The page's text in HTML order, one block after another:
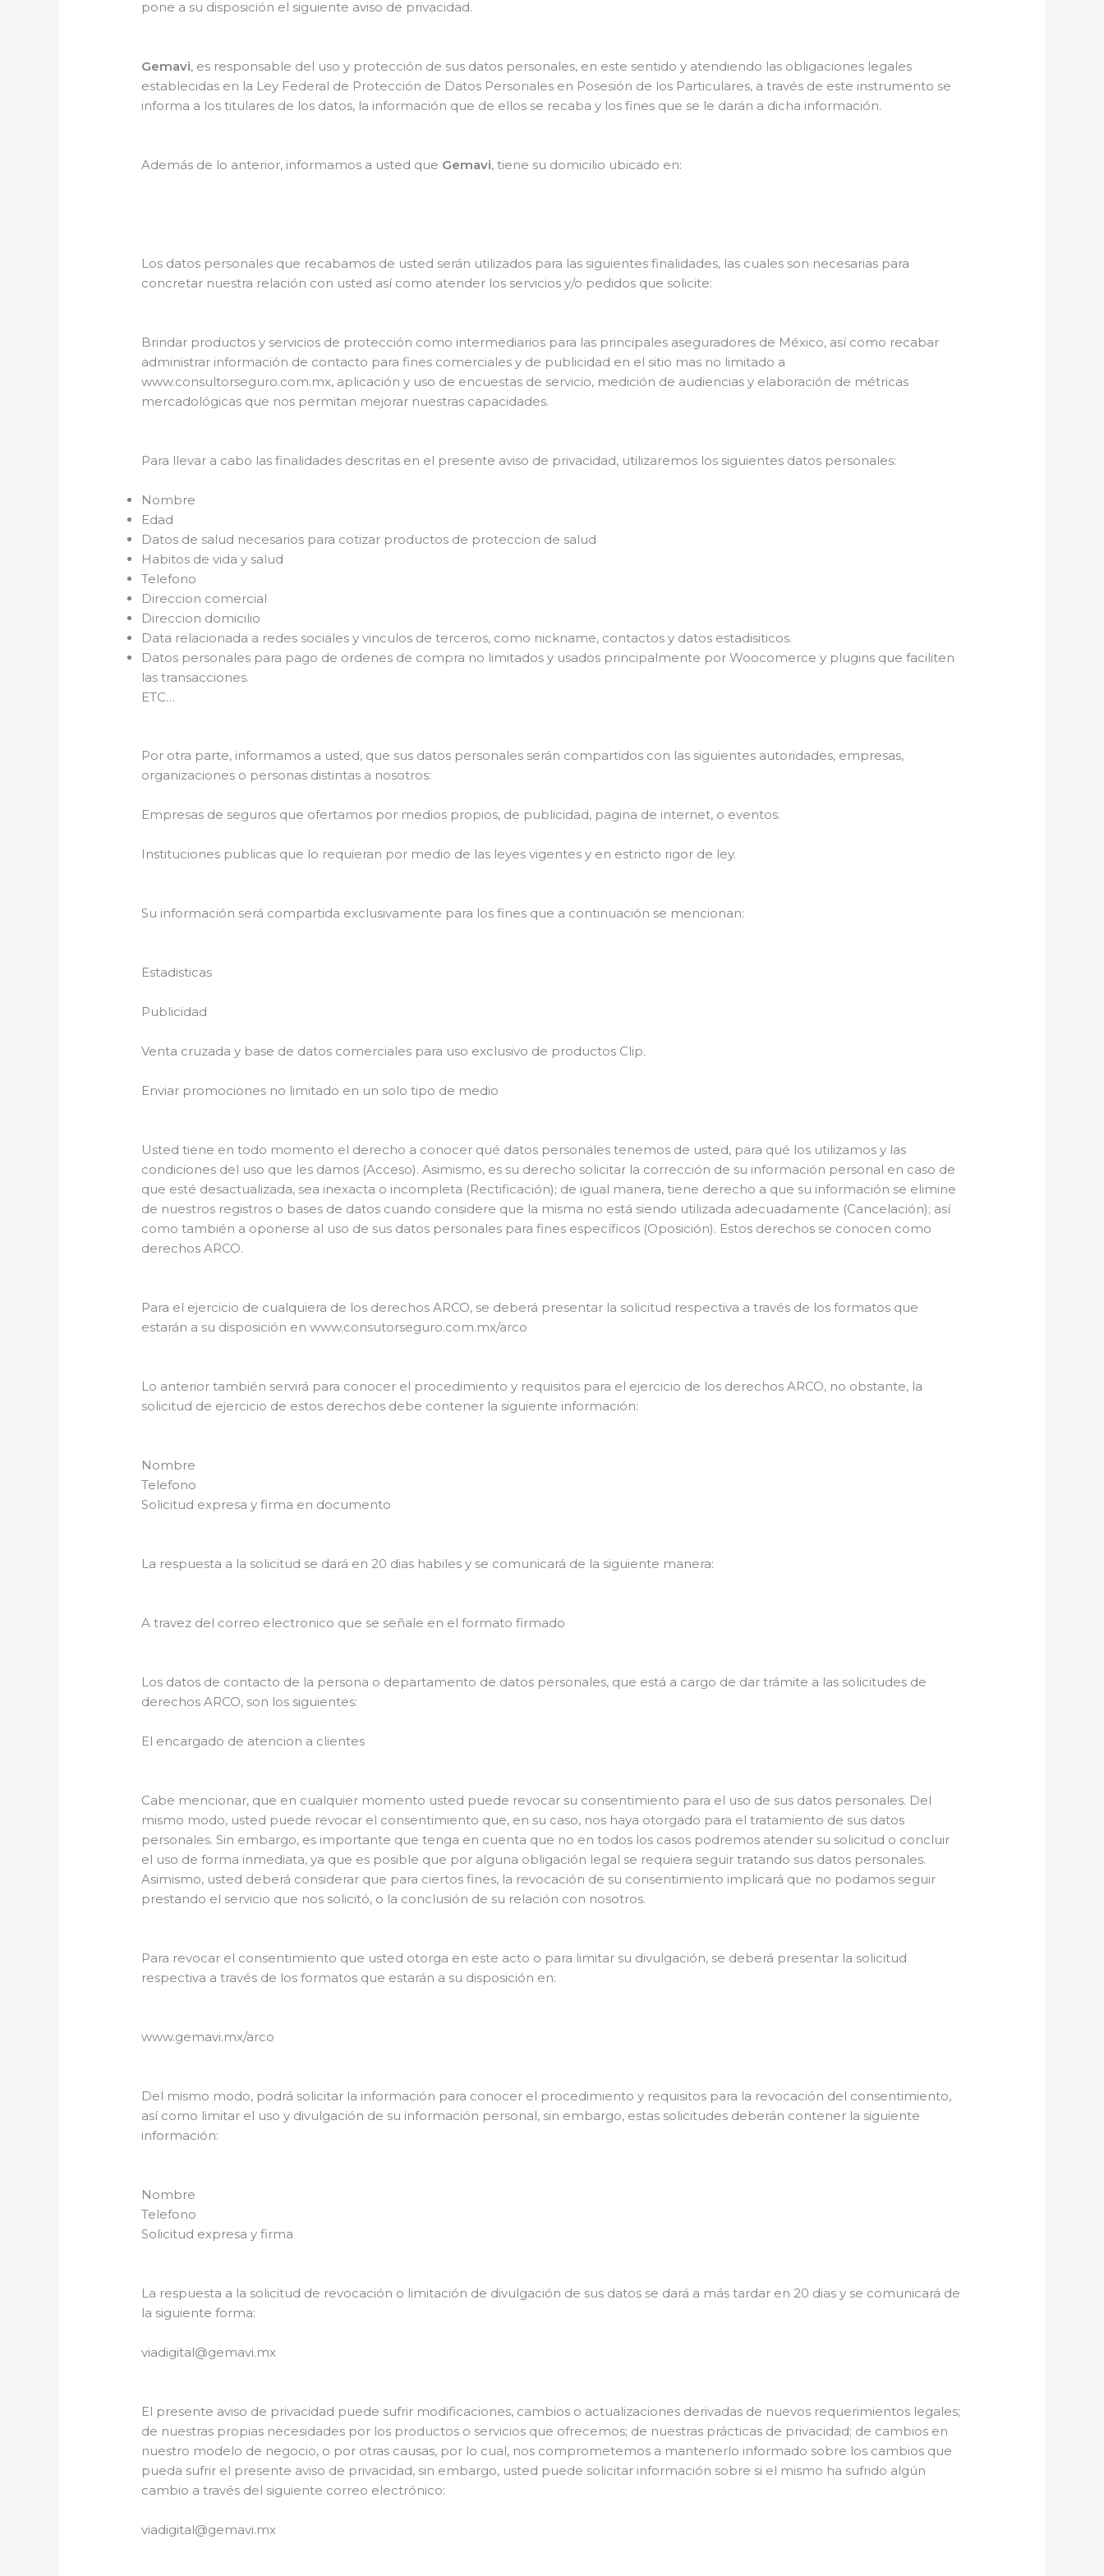
pone a su disposición el siguiente aviso de privacidad.
Gemavi, es responsable del uso y protección de sus datos personales, en este sentido y atendiendo las obligaciones legales
establecidas en la Ley Federal de Protección de Datos Personales en Posesión de los Particulares, a través de este instrumento se
informa a los titulares de los datos, la información que de ellos se recaba y los fines que se le darán a dicha información.
Además de lo anterior, informamos a usted que Gemavi, tiene su domicilio ubicado en:
Los datos personales que recabamos de usted serán utilizados para las siguientes finalidades, las cuales son necesarias para
concretar nuestra relación con usted así como atender los servicios y/o pedidos que solicite:
Brindar productos y servicios de protección como intermediarios para las principales aseguradores de México, así como recabar
administrar información de contacto para fines comerciales y de publicidad en el sitio mas no limitado a
www.consultorseguro.com.mx, aplicación y uso de encuestas de servicio, medición de audiencias y elaboración de métricas
mercadológicas que nos permitan mejorar nuestras capacidades.
Para llevar a cabo las finalidades descritas en el presente aviso de privacidad, utilizaremos los siguientes datos personales:
Nombre
Edad
Datos de salud necesarios para cotizar productos de proteccion de salud
Habitos de vida y salud
Telefono
Direccion comercial
Direccion domicilio
Data relacionada a redes sociales y vinculos de terceros, como nickname, contactos y datos estadisiticos.
Datos personales para pago de ordenes de compra no limitados y usados principalmente por Woocomerce y plugins que faciliten
las transacciones.
ETC…
Por otra parte, informamos a usted, que sus datos personales serán compartidos con las siguientes autoridades, empresas,
organizaciones o personas distintas a nosotros:
Empresas de seguros que ofertamos por medios propios, de publicidad, pagina de internet, o eventos.
Instituciones publicas que lo requieran por medio de las leyes vigentes y en estricto rigor de ley.
Su información será compartida exclusivamente para los fines que a continuación se mencionan:
Estadisticas
Publicidad
Venta cruzada y base de datos comerciales para uso exclusivo de productos Clip.
Enviar promociones no limitado en un solo tipo de medio
Usted tiene en todo momento el derecho a conocer qué datos personales tenemos de usted, para qué los utilizamos y las
condiciones del uso que les damos (Acceso). Asimismo, es su derecho solicitar la corrección de su información personal en caso de
que esté desactualizada, sea inexacta o incompleta (Rectificación); de igual manera, tiene derecho a que su información se elimine
de nuestros registros o bases de datos cuando considere que la misma no está siendo utilizada adecuadamente (Cancelación); así
como también a oponerse al uso de sus datos personales para fines específicos (Oposición). Estos derechos se conocen como
derechos ARCO.
Para el ejercicio de cualquiera de los derechos ARCO, se deberá presentar la solicitud respectiva a través de los formatos que
estarán a su disposición en www.consutorseguro.com.mx/arco
Lo anterior también servirá para conocer el procedimiento y requisitos para el ejercicio de los derechos ARCO, no obstante, la
solicitud de ejercicio de estos derechos debe contener la siguiente información:
Nombre
Telefono
Solicitud expresa y firma en documento
La respuesta a la solicitud se dará en 20 dias habiles y se comunicará de la siguiente manera:
A travez del correo electronico que se señale en el formato firmado
Los datos de contacto de la persona o departamento de datos personales, que está a cargo de dar trámite a las solicitudes de
derechos ARCO, son los siguientes:
El encargado de atencion a clientes
Cabe mencionar, que en cualquier momento usted puede revocar su consentimiento para el uso de sus datos personales. Del
mismo modo, usted puede revocar el consentimiento que, en su caso, nos haya otorgado para el tratamiento de sus datos
personales. Sin embargo, es importante que tenga en cuenta que no en todos los casos podremos atender su solicitud o concluir
el uso de forma inmediata, ya que es posible que por alguna obligación legal se requiera seguir tratando sus datos personales.
Asimismo, usted deberá considerar que para ciertos fines, la revocación de su consentimiento implicará que no podamos seguir
prestando el servicio que nos solicitó, o la conclusión de su relación con nosotros.
Para revocar el consentimiento que usted otorga en este acto o para limitar su divulgación, se deberá presentar la solicitud
respectiva a través de los formatos que estarán a su disposición en:
www.gemavi.mx/arco
Del mismo modo, podrá solicitar la información para conocer el procedimiento y requisitos para la revocación del consentimiento,
así como limitar el uso y divulgación de su información personal, sin embargo, estas solicitudes deberán contener la siguiente
información:
Nombre
Telefono
Solicitud expresa y firma
La respuesta a la solicitud de revocación o limitación de divulgación de sus datos se dará a más tardar en 20 dias y se comunicará de
la siguiente forma:
viadigital@gemavi.mx
El presente aviso de privacidad puede sufrir modificaciones, cambios o actualizaciones derivadas de nuevos requerimientos legales;
de nuestras propias necesidades por los productos o servicios que ofrecemos; de nuestras prácticas de privacidad; de cambios en
nuestro modelo de negocio, o por otras causas, por lo cual, nos comprometemos a mantenerlo informado sobre los cambios que
pueda sufrir el presente aviso de privacidad, sin embargo, usted puede solicitar información sobre si el mismo ha sufrido algún
cambio a través del siguiente correo electrónico:
viadigital@gemavi.mx